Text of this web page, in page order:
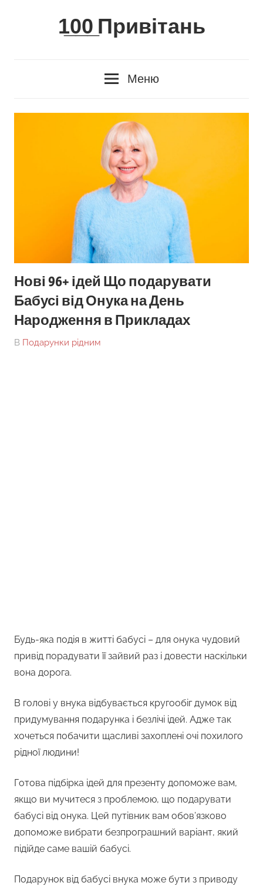
1̲0̲0̲ Привітань
Меню
Нові 96+ ідей Що подарувати
Бабусі від Онука на День
Народження в Прикладах
On
By
В Подарунки рідним
Будь-яка подія в житті бабусі – для онука чудовий
привід порадувати її зайвий раз і довести наскільки
вона дорога.
В голові у внука відбувається кругообіг думок від
придумування подарунка і безлічі ідей. Адже так
хочеться побачити щасливі захоплені очі похилого
рідної людини!
Готова підбірка ідей для презенту допоможе вам,
якщо ви мучитеся з проблемою, що подарувати
бабусі від онука. Цей путівник вам обов’язково
допоможе вибрати безпрограшний варіант, який
підійде саме вашій бабусі.
Подарунок від бабусі внука може бути з приводу